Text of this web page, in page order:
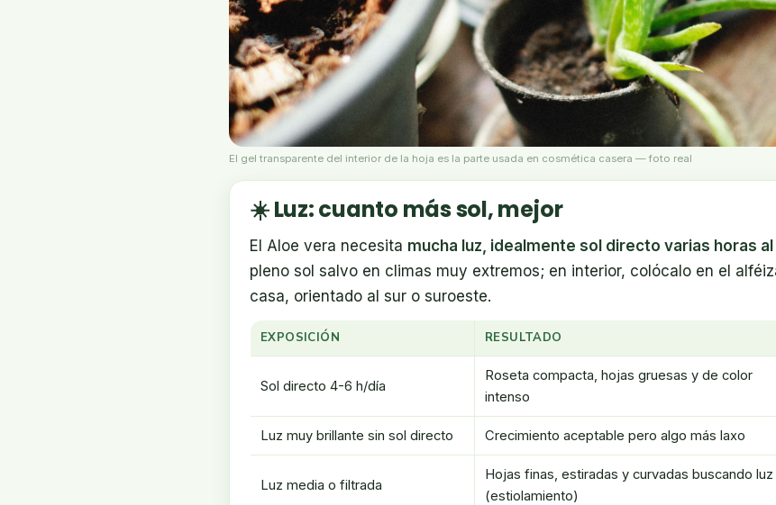
El gel transparente del interior de la hoja es la parte usada en cosmética casera — foto real
☀️ Luz: cuanto más sol, mejor
El Aloe vera necesita mucha luz, idealmente sol directo varias horas al
pleno sol salvo en climas muy extremos; en interior, colócalo en el
casa, orientado al sur o suroeste.
EXPOSICIÓN RESULTADO
Sol directo 4-6 h/día
Roseta compacta, hojas gruesas y de color
intenso
Luz muy brillante sin sol directo Crecimiento aceptable pero algo más laxo
Luz media o filtrada
Hojas finas, estiradas y curvadas buscando luz
(estiolamiento)